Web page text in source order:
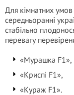
Для кімнатних
середньоранні
стабільно
перевагу
«Мурашка F1»,
«Криспі F1»,
«Кураж F1».